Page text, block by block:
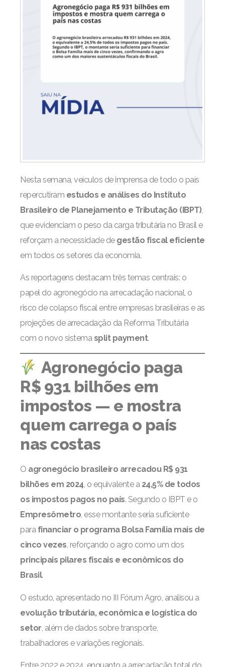
Nesta semana, veículos de imprensa de todo o país
repercutiram estudos e análises do Instituto
Brasileiro de Planejamento e Tributação (IBPT)
que evidenciam o peso da carga tributária no Brasil e
reforçam a necessidade de gestão fiscal eficiente
em todos os setores da economia.
As reportagens destacam três temas centrais: o
papel do agronegócio na arrecadação nacional, o
risco de colapso fiscal entre empresas brasileiras e as
projeções de arrecadação da Reforma Tributária
com o novo sistemasplit payment.
Agronegócio paga
R$ 931 bilhões em
impostos — e mostra
quem carrega o país
nas costas
O agronegócio brasileiro arrecadou R$ 931
bilhões em 2024, o equivalente a 24,5% de todos
os impostos pagos no país. Segundo o IBPT e o
Empresômetro, esse montante seria suficiente
para financiar o programa Bolsa Família mais de
cinco vezes, reforçando o agro como um dos
principais pilares fiscais e econômicos do
Brasil.
O estudo, apresentado no III Fórum Agro, analisou a
evolução tributária, econômica e logística do
setor, além de dados sobre transporte,
trabalhadores e variações regionais.